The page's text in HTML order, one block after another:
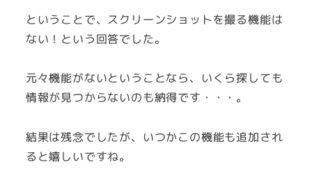
ということで、スクリーンショットを撮る機能は
ない！という回答でした。
元々機能がないということなら、いくら探しても
情報が見つからないのも納得です・・・。
結果は残念でしたが、いつかこの機能も追加され
ると嬉しいですね。